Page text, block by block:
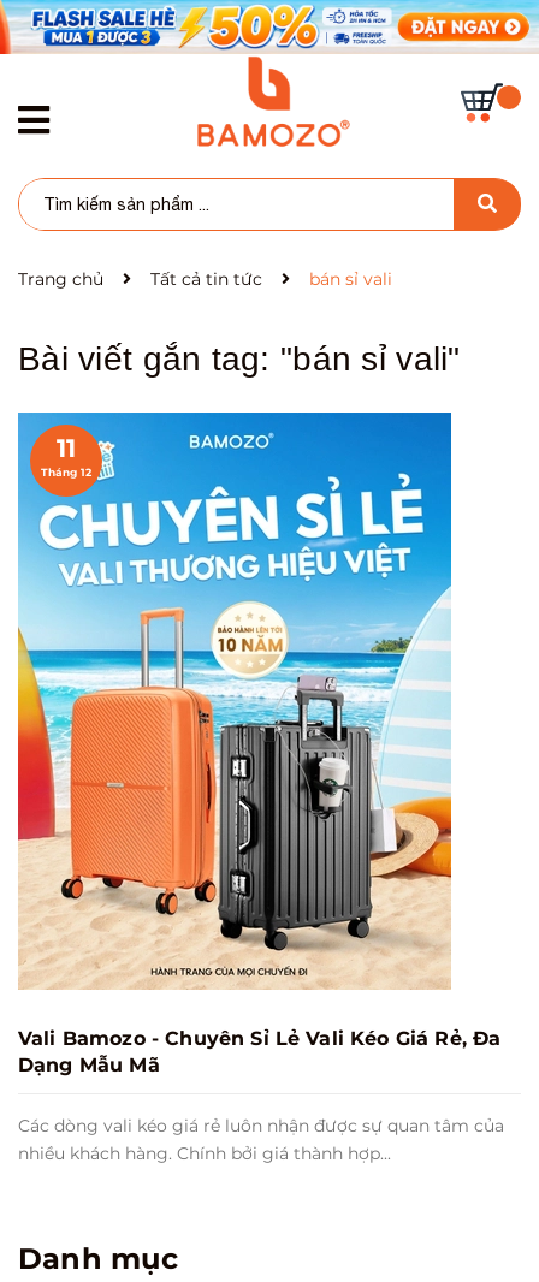
Trang chủ Tất cả tin tức bán sỉ vali
Bài viết gắn tag: "bán sỉ vali"
11
Tháng 12
Vali Bamozo - Chuyên Sỉ Lẻ Vali Kéo Giá Rẻ, Đa
Dạng Mẫu Mã
Các dòng vali kéo giá rẻ luôn nhận được sự quan tâm của
nhiều khách hàng. Chính bởi giá thành hợp...
Danh mục